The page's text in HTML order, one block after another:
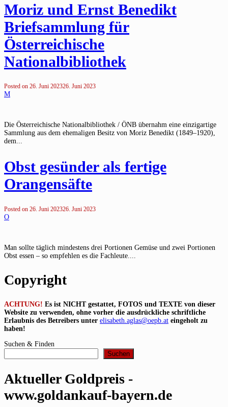
Moriz und Ernst Benedikt
Briefsammlung für
Österreichische
Nationalbibliothek
Posted on 26. Juni 202326. Juni 2023
M
Die Österreichische Nationalbibliothek / ÖNB übernahm eine einzigartige
Sammlung aus dem ehemaligen Besitz von Moriz Benedikt (1849–1920),
dem...
Obst gesünder als fertige
Orangensäfte
Posted on 26. Juni 202326. Juni 2023
O
Man sollte täglich mindestens drei Portionen Gemüse und zwei Portionen
Obst essen – so empfehlen es die Fachleute....
Copyright
ACHTUNG! Es ist NICHT gestattet, FOTOS und TEXTE von dieser
Website zu verwenden, ohne vorher die ausdrückliche schriftliche
Erlaubnis des Betreibers unter elisabeth.aglas@oepb.at eingeholt zu
haben!
Suchen & Finden
Suchen
Aktueller Goldpreis -
www.goldankauf-bayern.de